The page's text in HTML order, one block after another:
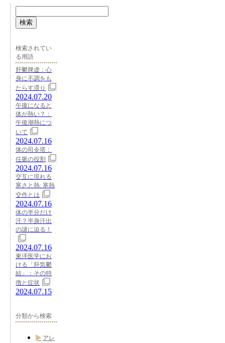
検索
検索されてい
る用語
肝鬱脾虚：心
身に不調をも
たらす滞り
2024.07.20
午後になると
体が熱い？：
午後潮熱につ
いて
2024.07.16
体の司令塔：
任脈の役割
2024.07.16
交互に現れる
寒さと熱: 寒熱
交作とは
2024.07.16
体の半分だけ
汗？半身汗出
の謎に迫る！
2024.07.16
東洋医学にお
ける「肝気鬱
結」：その特
徴と症状
2024.07.15
分類から検索
アレ